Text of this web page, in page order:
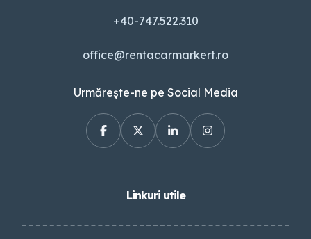
+40-747.522.310
office@rentacarmarkert.ro
Urmărește-ne pe Social Media
Linkuri utile